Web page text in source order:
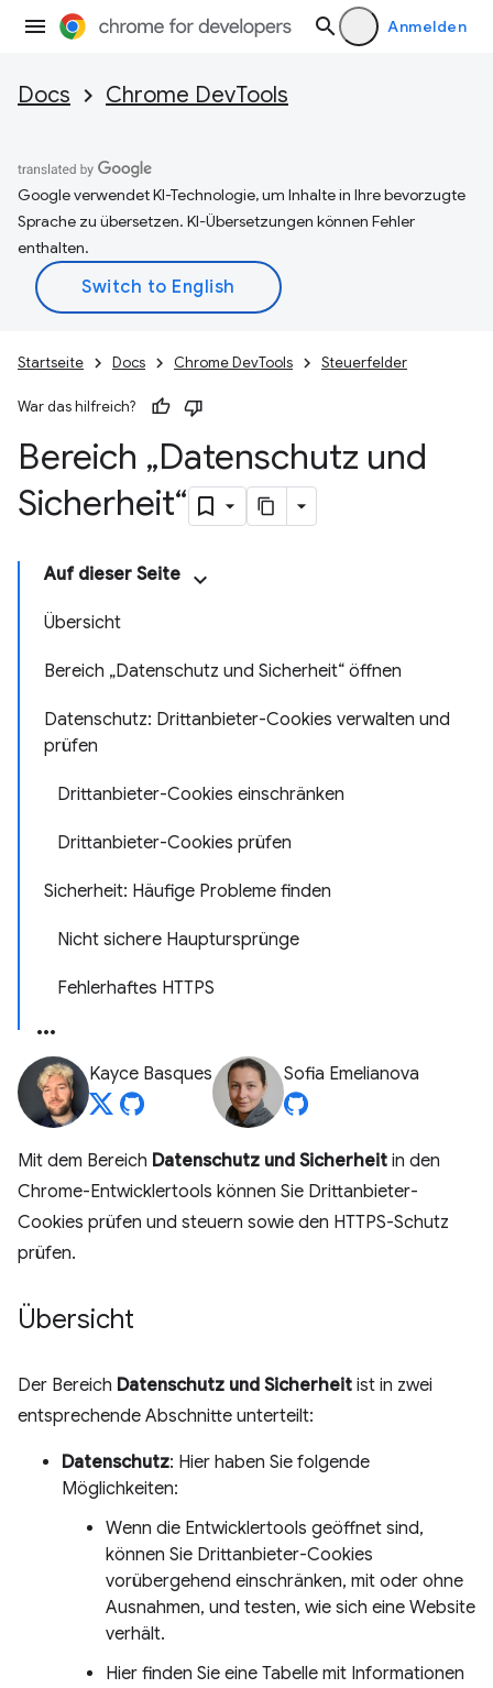
Anmelden
Docs Chrome DevTools
Google verwendet KI-Technologie, um Inhalte in Ihre bevorzugte
Sprache zu übersetzen. KI-Übersetzungen können Fehler
enthalten.
Startseite Docs Chrome DevTools Steuerfelder
War das hilfreich?
Bereich „Datenschutz und
Sicherheit“
Auf dieser Seite
Übersicht
Bereich „Datenschutz und Sicherheit“ öffnen
Datenschutz: Drittanbieter-Cookies verwalten und
prüfen
Drittanbieter-Cookies einschränken
Drittanbieter-Cookies prüfen
Sicherheit: Häufige Probleme finden
Nicht sichere Hauptursprünge
Fehlerhaftes HTTPS
Kayce Basques Sofia Emelianova
Mit dem Bereich Datenschutz und Sicherheit in den
Chrome-Entwicklertools können Sie Drittanbieter-
Cookies prüfen und steuern sowie den HTTPS-Schutz
prüfen.
Übersicht
Der Bereich Datenschutz und Sicherheit ist in zwei
entsprechende Abschnitte unterteilt:
Datenschutz: Hier haben Sie folgende
Möglichkeiten:
Wenn die Entwicklertools geöffnet sind,
können Sie Drittanbieter-Cookies
vorübergehend einschränken, mit oder ohne
Ausnahmen, und testen, wie sich eine Website
verhält.
Hier finden Sie eine Tabelle mit Informationen